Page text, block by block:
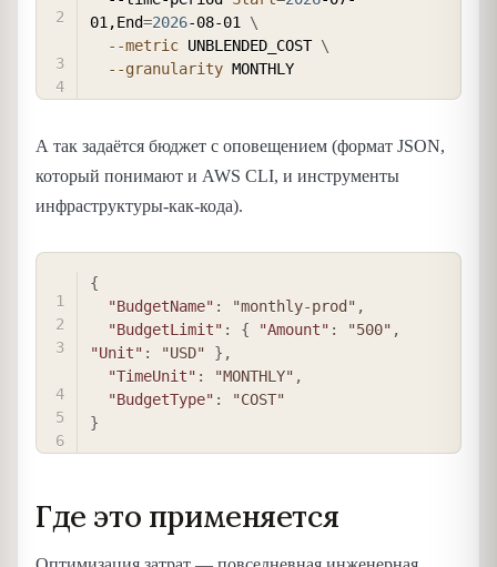
01,End=2026-08-01 \
--metric UNBLENDED_COST \
--granularity
А так задаётся бюджет с оповещением (формат JSON,
который понимают и AWS CLI, и инструменты
инфраструктуры-как-кода).
{
"BudgetName" : "monthly-prod" ,
"BudgetLimit" : { "Amount" : "500" ,
"Unit" : "USD" } ,
"TimeUnit" : "MONTHLY" ,
"BudgetType" :
"COST"
}
Где это применяется